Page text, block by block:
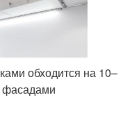
обходится на 10–